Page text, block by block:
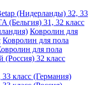
(Нидерланды) 32, 33
(Бельгия) 31, 32 класс
Ковролин для
Ковролин для пола
для пола
(Россия) 32 класс
класс (Германия)